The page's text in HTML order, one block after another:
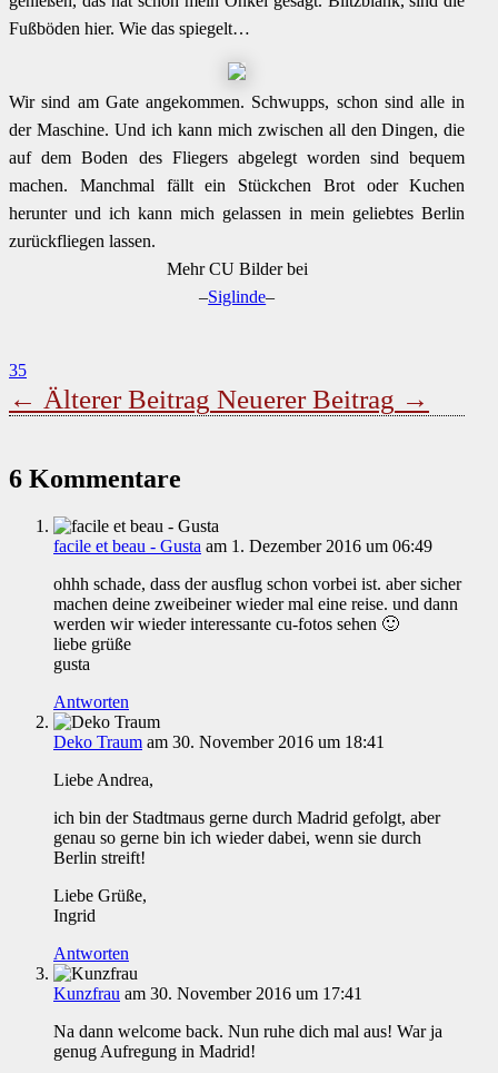
Fußböden hier. Wie das spiegelt…
Wir sind am Gate angekommen. Schwupps, schon sind alle in
der Maschine. Und ich kann mich zwischen all den Dingen, die
auf dem Boden des Fliegers abgelegt worden sind bequem
machen. Manchmal fällt ein Stückchen Brot oder Kuchen
herunter und ich kann mich gelassen in mein geliebtes Berlin
zurückfliegen lassen.
Mehr CU Bilder bei
–Siglinde–
35
← Älterer Beitrag Neuerer Beitrag →
6 Kommentare
facile et beau - Gusta am 1. Dezember 2016 um 06:49
ohhh schade, dass der ausflug schon vorbei ist. aber sicher
machen deine zweibeiner wieder mal eine reise. und dann
werden wir wieder interessante cu-fotos sehen 🙂
liebe grüße
gusta
Antworten
Deko Traum am 30. November 2016 um 18:41
Liebe Andrea,
ich bin der Stadtmaus gerne durch Madrid gefolgt, aber
genau so gerne bin ich wieder dabei, wenn sie durch
Berlin streift!
Liebe Grüße,
Ingrid
Antworten
Kunzfrau am 30. November 2016 um 17:41
Na dann welcome back. Nun ruhe dich mal aus! War ja
genug Aufregung in Madrid!